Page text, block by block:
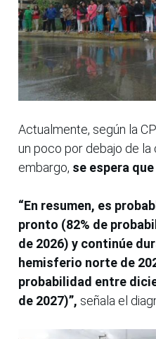
Actualmente, según la
un poco por debajo de la
embargo, se espera
“En resumen, es
pronto (82% de
de 2026) y continúe
hemisferio norte de
probabilidad entre
de 2027)”, señala el